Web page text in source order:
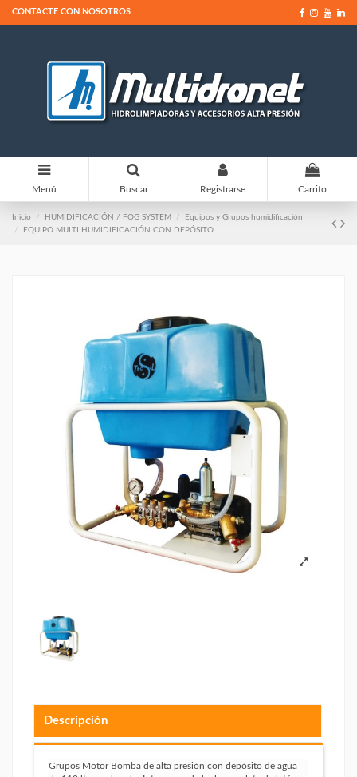
CONTACTE CON NOSOTROS
Menú Buscar Registrarse
0
Carrito
Inicio HUMIDIFICACIÓN / FOG SYSTEM
Equipos y Grupos humidificación
EQUIPO MULTI HUMIDIFICACIÓN CON DEPÓSITO
Descripción
Grupos Motor Bomba de alta presión con depósito de agua